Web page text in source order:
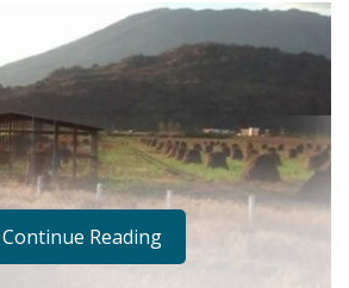
Continue Reading